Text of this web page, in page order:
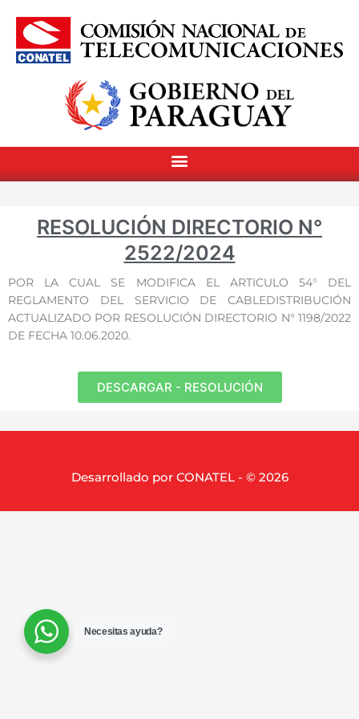
RESOLUCIÓN DIRECTORIO N°
2522/2024
POR LA CUAL SE MODIFICA EL ARTICULO 54° DEL
REGLAMENTO DEL SERVICIO DE CABLEDISTRIBUCIÓN
ACTUALIZADO POR RESOLUCIÓN DIRECTORIO N° 1198/2022
DE FECHA 10.06.2020.
DESCARGAR - RESOLUCIÓN
Desarrollado por CONATEL - © 2026
Necesitas ayuda?